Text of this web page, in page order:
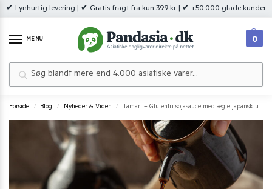
✔ Lynhurtig levering | ✔ Gratis fragt fra kun 399 kr. | ✔ +50.000 glade kunder
MENU 0
Forside / Blog / Nyheder & Viden / Tamari – Glutenfri sojasauce med ægte japansk umami